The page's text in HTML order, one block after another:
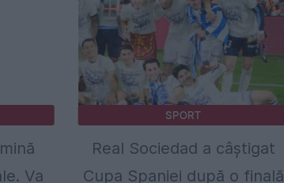
Va
SPORT
Real Sociedad a câștigat
Cupa Spaniei după o finală